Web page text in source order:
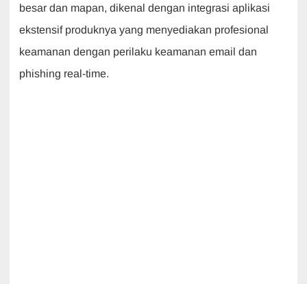
besar dan mapan, dikenal dengan integrasi aplikasi
ekstensif produknya yang menyediakan profesional
keamanan dengan perilaku keamanan email dan
phishing real-time.